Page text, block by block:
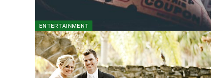
ENTERTAINMENT